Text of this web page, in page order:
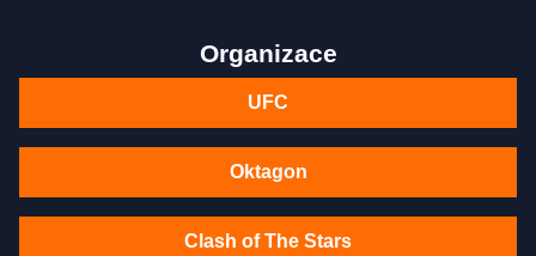
Organizace
UFC
Oktagon
Clash of The Stars